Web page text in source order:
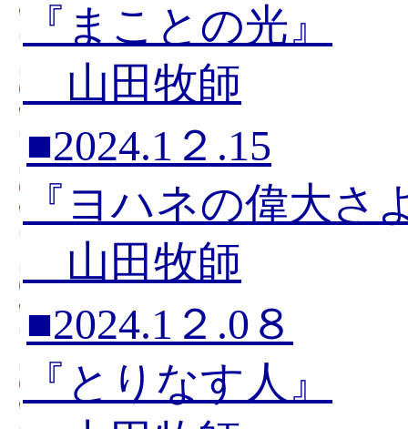
『まことの光』
山田牧師
■2024.1２.15
『ヨハネの偉大さ
山田牧師
■2024.1２.0８
『とりなす人』